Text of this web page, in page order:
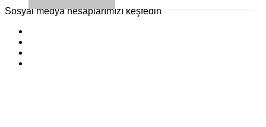
Sosyal medya hesaplarımızı keşfedin